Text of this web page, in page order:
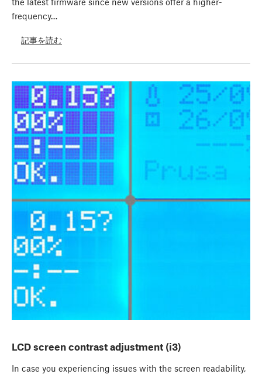
frequency…
記事を読む
LCD screen contrast adjustment (i3)
In case you experiencing issues with the screen readability,